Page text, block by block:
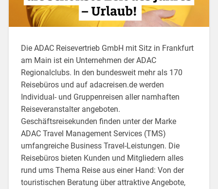
Die ADAC Reisevertrieb GmbH mit Sitz in Frankfurt
am Main ist ein Unternehmen der ADAC
Regionalclubs. In den bundesweit mehr als 170
Reisebüros und auf adacreisen.de werden
Individual- und Gruppenreisen aller namhaften
Reiseveranstalter angeboten.
Geschäftsreisekunden finden unter der Marke
ADAC Travel Management Services (TMS)
umfangreiche Business Travel-Leistungen. Die
Reisebüros bieten Kunden und Mitgliedern alles
rund ums Thema Reise aus einer Hand: Von der
touristischen Beratung über attraktive Angebote,